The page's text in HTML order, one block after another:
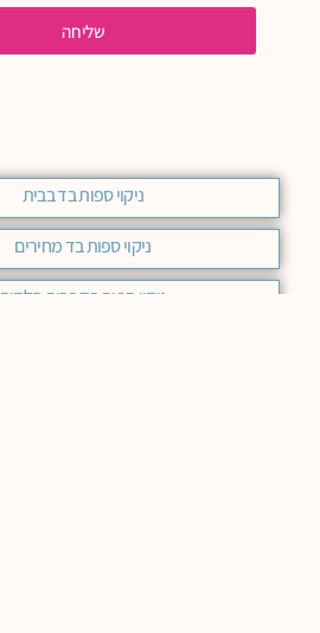
שליחה
ניקוי ספות בד בבית
ניקוי ספות בד מחירים
ניקוי ספות בד בבית הלקוח